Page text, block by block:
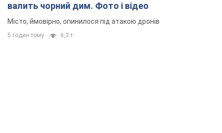
валить чорний дим. Фото і відео
Місто, ймовірно, опинилося під атакою дронів
5 годин тому 6,3 т.